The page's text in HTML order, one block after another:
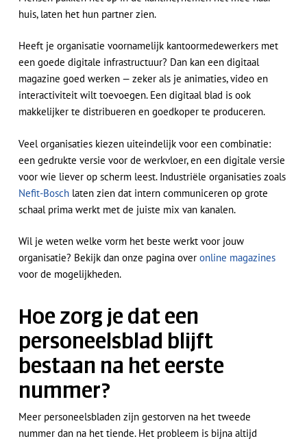
huis, laten het hun partner zien.
Heeft je organisatie voornamelijk kantoormedewerkers met
een goede digitale infrastructuur? Dan kan een digitaal
magazine goed werken — zeker als je animaties, video en
interactiviteit wilt toevoegen. Een digitaal blad is ook
makkelijker te distribueren en goedkoper te produceren.
Veel organisaties kiezen uiteindelijk voor een combinatie:
een gedrukte versie voor de werkvloer, en een digitale versie
voor wie liever op scherm leest. Industriële organisaties zoals
Nefit-Boschlaten zien dat intern communiceren op grote
schaal prima werkt met de juiste mix van kanalen.
Wil je weten welke vorm het beste werkt voor jouw
organisatie? Bekijk dan onze pagina over online magazines
voor de mogelijkheden.
Hoe zorg je dat een
personeelsblad blijft
bestaan na het eerste
nummer?
Meer personeelsbladen zijn gestorven na het tweede
nummer dan na het tiende. Het probleem is bijna altijd